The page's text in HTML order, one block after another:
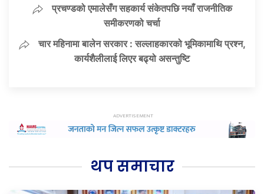
प्रचण्डको एमालेसँग सहकार्य संकेतपछि नयाँ राजनीतिक
समीकरणको चर्चा
चार महिनामा बालेन सरकार : सल्लाहकारको भूमिकामाथि प्रश्न,
कार्यशैलीलाई लिएर बढ्यो असन्तुष्टि
थप समाचार